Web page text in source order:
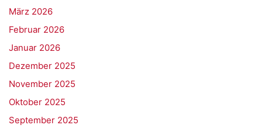
März 2026
Februar 2026
Januar 2026
Dezember 2025
November 2025
Oktober 2025
September 2025